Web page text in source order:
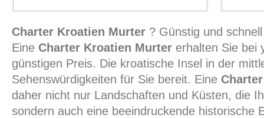
Charter Kroatien Murter? Günstig und
Eine Charter Kroatien Murtererhalten Sie bei
günstigen Preis. Die kroatische Insel in der
Sehenswürdigkeiten für Sie bereit. Eine
daher nicht nur Landschaften und Küsten, die
sondern auch eine beeindruckende historische